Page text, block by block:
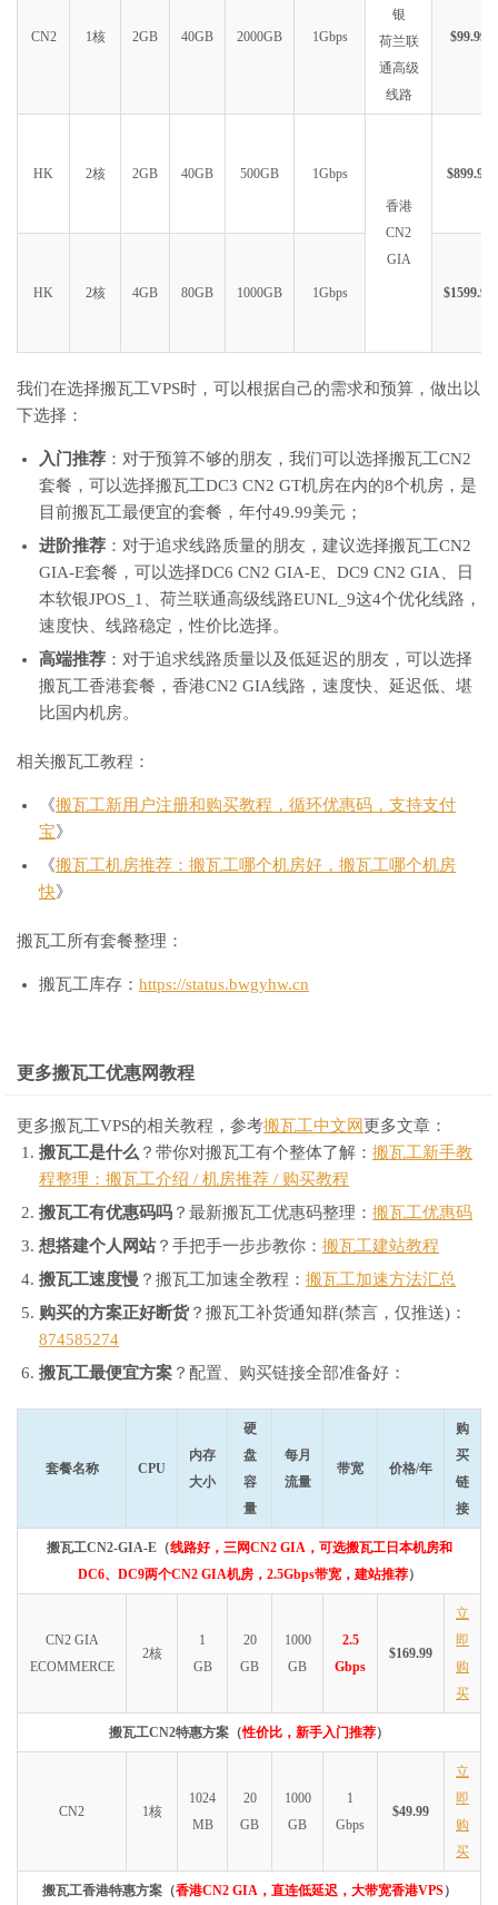
银
荷兰联
通高级
线路
CN2 1核 2GB 40GB 2000GB 1Gbps $99.99
HK 2核 2GB 40GB 500GB 1Gbps
香港
CN2
GIA
$899.99
HK 2核 4GB 80GB 1000GB 1Gbps $1599.99
我们在选择搬瓦工VPS时，可以根据自己的需求和预算，做出以
下选择：
入门推荐 ：对于预算不够的朋友，我们可以选择搬瓦工CN2
套餐，可以选择搬瓦工DC3 CN2 GT机房在内的8个机房，是
目前搬瓦工最便宜的套餐，年付49.99美元；
进阶推荐 ：对于追求线路质量的朋友，建议选择搬瓦工CN2
GIA-E套餐，可以选择DC6 CN2 GIA-E、DC9 CN2 GIA、日
本软银JPOS_1、荷兰联通高级线路EUNL_9这4个优化线路，
速度快、线路稳定，性价比选择。
高端推荐 ：对于追求线路质量以及低延迟的朋友，可以选择
搬瓦工香港套餐，香港CN2 GIA线路，速度快、延迟低、堪
比国内机房。
相关搬瓦工教程：
《搬瓦工新用户注册和购买教程，循环优惠码，支持支付
宝》
《搬瓦工机房推荐：搬瓦工哪个机房好，搬瓦工哪个机房
快》
搬瓦工所有套餐整理：
搬瓦工库存： https://status.bwgyhw.cn
更多搬瓦工优惠网教程
更多搬瓦工VPS的相关教程，参考搬瓦工中文网 更多文章：
搬瓦工是什么 ？带你对搬瓦工有个整体了解： 搬瓦工新手教
程整理：搬瓦工介绍 / 机房推荐 / 购买教程
搬瓦工有优惠码吗 ？最新搬瓦工优惠码整理： 搬瓦工优惠码
想搭建个人网站？手把手一步步教你： 搬瓦工建站教程
搬瓦工速度慢 ？搬瓦工加速全教程： 搬瓦工加速方法汇总
购买的方案正好断货？搬瓦工补货通知群(禁言，仅推送)：
874585274
搬瓦工最便宜方案 ？配置、购买链接全部准备好：
套餐名称 CPU
内存
大小
硬
盘
容
量
每月
流量
带宽 价格/年
购
买
链
接
搬瓦工CN2-GIA-E（线路好，三网CN2 GIA，可选搬瓦工日本机房和
DC6、DC9两个CN2 GIA机房，2.5Gbps带宽，建站推荐）
CN2 GIA
ECOMMERCE
2核
1
GB
20
GB
1000
GB
2.5
Gbps
$169.99
立
即
购
买
搬瓦工CN2特惠方案（性价比，新手入门推荐）
CN2 1核
1024
MB
20
GB
1000
GB
1
Gbps
$49.99
立
即
购
买
搬瓦工香港特惠方案（香港CN2 GIA，直连低延迟，大带宽香港VPS）